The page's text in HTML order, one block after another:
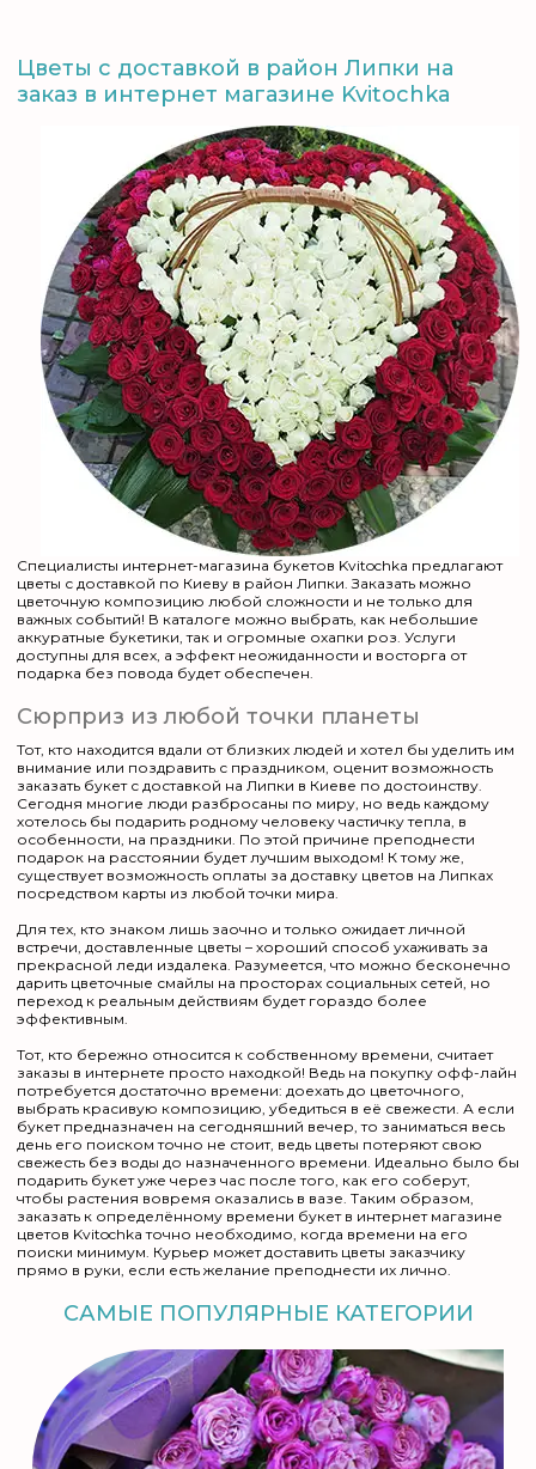
Цветы с доставкой в район Липки на
заказ в интернет магазине Kvitochka
Специалисты интернет-магазина букетов Kvitochka предлагают
цветы с доставкой по Киеву в район Липки. Заказать можно
цветочную композицию любой сложности и не только для
важных событий! В каталоге можно выбрать, как небольшие
аккуратные букетики, так и огромные охапки роз. Услуги
доступны для всех, а эффект неожиданности и восторга от
подарка без повода будет обеспечен.
Сюрприз из любой точки планеты
Тот, кто находится вдали от близких людей и хотел бы уделить им
внимание или поздравить с праздником, оценит возможность
заказать букет с доставкой на Липки в Киеве по достоинству.
Сегодня многие люди разбросаны по миру, но ведь каждому
хотелось бы подарить родному человеку частичку тепла, в
особенности, на праздники. По этой причине преподнести
подарок на расстоянии будет лучшим выходом! К тому же,
существует возможность оплаты за доставку цветов на Липках
посредством карты из любой точки мира.
Для тех, кто знаком лишь заочно и только ожидает личной
встречи, доставленные цветы – хороший способ ухаживать за
прекрасной леди издалека. Разумеется, что можно бесконечно
дарить цветочные смайлы на просторах социальных сетей, но
переход к реальным действиям будет гораздо более
эффективным.
Тот, кто бережно относится к собственному времени, считает
заказы в интернете просто находкой! Ведь на покупку офф-лайн
потребуется достаточно времени: доехать до цветочного,
выбрать красивую композицию, убедиться в её свежести. А если
букет предназначен на сегодняшний вечер, то заниматься весь
день его поиском точно не стоит, ведь цветы потеряют свою
свежесть без воды до назначенного времени. Идеально было бы
подарить букет уже через час после того, как его соберут,
чтобы растения вовремя оказались в вазе. Таким образом,
заказать к определённому времени букет в интернет магазине
цветов Kvitochka точно необходимо, когда времени на его
поиски минимум. Курьер может доставить цветы заказчику
прямо в руки, если есть желание преподнести их лично.
САМЫЕ ПОПУЛЯРНЫЕ КАТЕГОРИИ